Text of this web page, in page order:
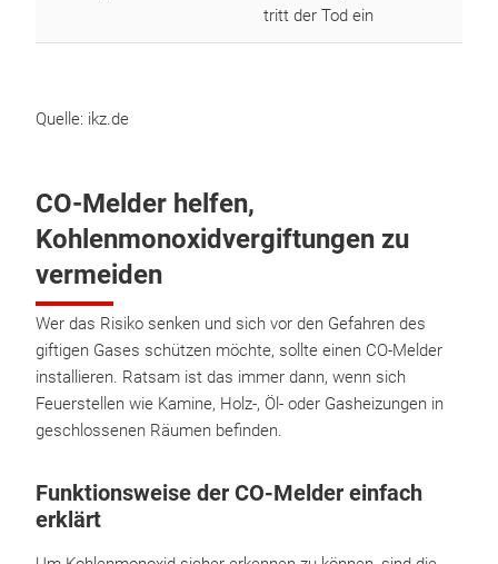
tritt der Tod ein
Quelle: ikz.de
CO-Melder helfen,
Kohlenmonoxidvergiftungen zu
vermeiden
Wer das Risiko senken und sich vor den Gefahren des
giftigen Gases schützen möchte, sollte einen CO-Melder
installieren. Ratsam ist das immer dann, wenn sich
Feuerstellen wie Kamine, Holz-, Öl- oder Gasheizungen in
geschlossenen Räumen befinden.
Funktionsweise der CO-Melder einfach
erklärt